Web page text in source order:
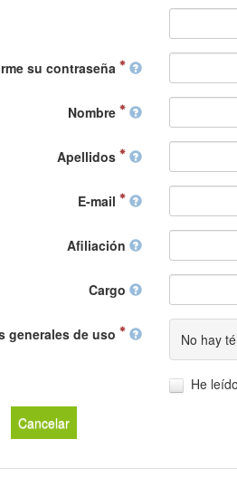
su contraseña
Nombre
Apellidos
E-mail
Afiliación
Cargo
generales de uso No hay
He
Cancelar